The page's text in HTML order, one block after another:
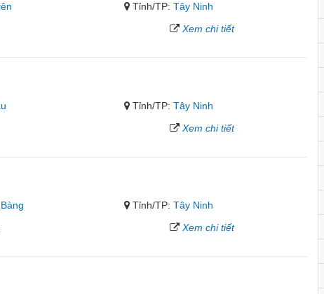
Tỉnh/TP:Tây Ninh
Xem chi tiết
Tỉnh/TP:Tây Ninh
Xem chi tiết
Tỉnh/TP:Tây Ninh
Xem chi tiết